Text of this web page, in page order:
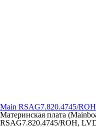
Main RSAG7.820.4745/
Материнская плата
RSAG7.820.4745/ROH,